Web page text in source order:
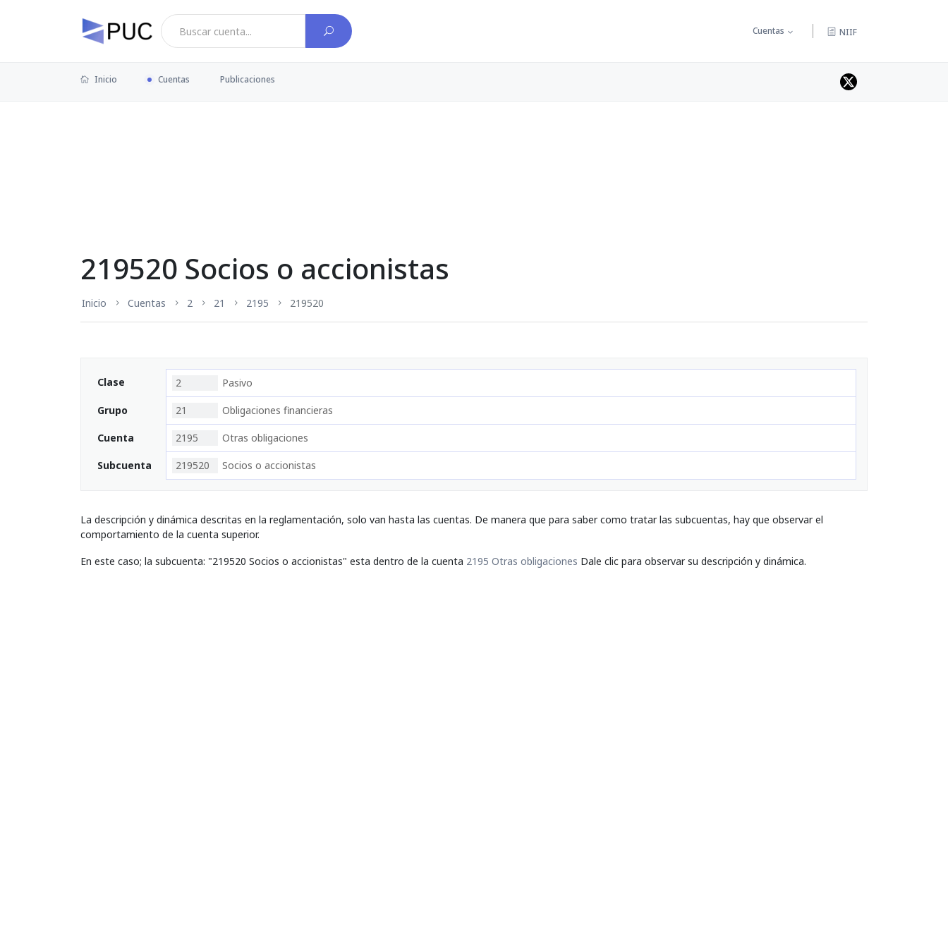
Cuentas NIIF
Inicio Cuentas Publicaciones
219520 Socios o accionistas
Inicio Cuentas 2 21 2195 219520
Clase 2 Pasivo
Grupo 21 Obligaciones financieras
Cuenta 2195 Otras obligaciones
Subcuenta 219520 Socios o accionistas
La descripción y dinámica descritas en la reglamentación, solo van hasta las cuentas. De manera que para saber como tratar las subcuentas, hay que observar el
comportamiento de la cuenta superior.
En este caso; la subcuenta: "219520 Socios o accionistas" esta dentro de la cuenta 2195 Otras obligaciones Dale clic para observar su descripción y dinámica.